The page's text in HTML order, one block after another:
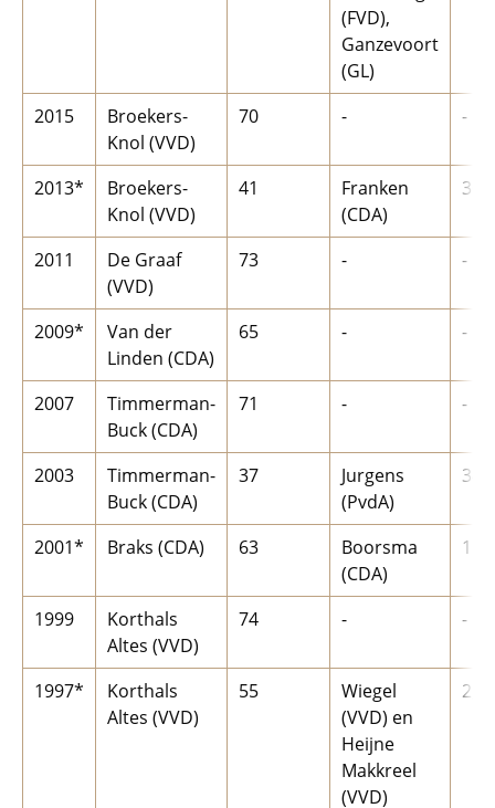
(FVD),
Ganzevoort
(GL)
2015
Broekers-
Knol (VVD)
70 - -
2013*
Broekers-
Knol (VVD)
41
Franken
(CDA)
30
2011
De Graaf
(VVD)
73 - -
2009*
Van der
Linden (CDA)
65 - -
2007
Timmerman-
Buck (CDA)
71 - -
2003
Timmerman-
Buck (CDA)
37
Jurgens
(PvdA)
34
2001* Braks (CDA) 63
Boorsma
(CDA)
1
1999
Korthals
Altes (VVD)
74 - -
1997*
Korthals
Altes (VVD)
55
Wiegel
(VVD) en
Heijne
Makkreel
(VVD)
2,